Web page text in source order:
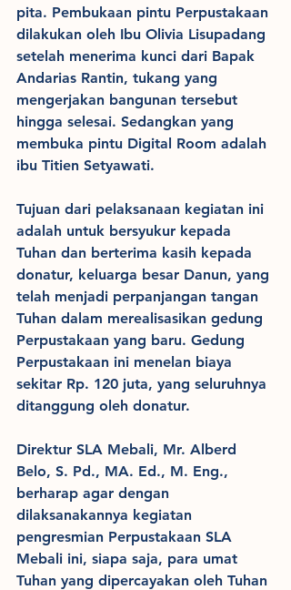
pita. Pembukaan pintu Perpustakaan
dilakukan oleh Ibu Olivia Lisupadang
setelah menerima kunci dari Bapak
Andarias Rantin, tukang yang
mengerjakan bangunan tersebut
hingga selesai. Sedangkan yang
membuka pintu Digital Room adalah
ibu Titien Setyawati.
Tujuan dari pelaksanaan kegiatan ini
adalah untuk bersyukur kepada
Tuhan dan berterima kasih kepada
donatur, keluarga besar Danun, yang
telah menjadi perpanjangan tangan
Tuhan dalam merealisasikan gedung
Perpustakaan yang baru. Gedung
Perpustakaan ini menelan biaya
sekitar Rp. 120 juta, yang seluruhnya
ditanggung oleh donatur.
Direktur SLA Mebali, Mr. Alberd
Belo, S. Pd., MA. Ed., M. Eng.,
berharap agar dengan
dilaksanakannya kegiatan
pengresmian Perpustakaan SLA
Mebali ini, siapa saja, para umat
Tuhan yang dipercayakan oleh Tuhan